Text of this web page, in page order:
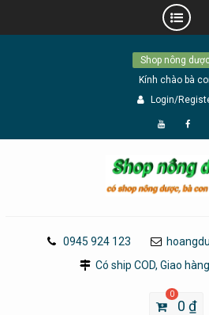
Shop nông
Kính chào bà
Login/
Đăng
0945 924 123
Có ship COD, Giao
0
0₫